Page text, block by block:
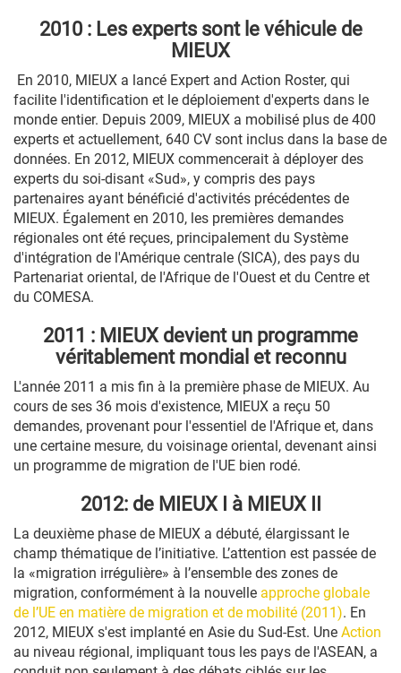
2010 : Les experts sont le véhicule de
MIEUX
En 2010, MIEUX a lancé Expert and Action Roster, qui
facilite l'identification et le déploiement d'experts dans le
monde entier. Depuis 2009, MIEUX a mobilisé plus de 400
experts et actuellement, 640 CV sont inclus dans la base de
données. En 2012, MIEUX commencerait à déployer des
experts du soi-disant «Sud», y compris des pays
partenaires ayant bénéficié d'activités précédentes de
MIEUX. Également en 2010, les premières demandes
régionales ont été reçues, principalement du Système
d'intégration de l'Amérique centrale (SICA), des pays du
Partenariat oriental, de l'Afrique de l'Ouest et du Centre et
du COMESA.
2011 : MIEUX devient un programme
véritablement mondial et reconnu
L'année 2011 a mis fin à la première phase de MIEUX. Au
cours de ses 36 mois d'existence, MIEUX a reçu 50
demandes, provenant pour l'essentiel de l'Afrique et, dans
une certaine mesure, du voisinage oriental, devenant ainsi
un programme de migration de l'UE bien rodé.
2012: de MIEUX I à MIEUX II
La deuxième phase de MIEUX a débuté, élargissant le
champ thématique de l’initiative. L’attention est passée de
la «migration irrégulière» à l’ensemble des zones de
migration, conformément à la nouvelle approche globale
de l’UE en matière de migration et de mobilité (2011). En
2012, MIEUX s'est implanté en Asie du Sud-Est. Une Action
au niveau régional, impliquant tous les pays de l'ASEAN, a